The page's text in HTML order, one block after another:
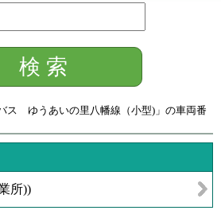
ス ゆうあいの里八幡線（小型) 」 の車両番
所))